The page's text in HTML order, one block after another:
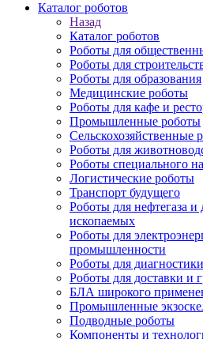
Каталог роботов
Назад
Каталог роботов
Роботы для
Роботы для
Роботы для образования
Медицинские роботы
Роботы для кафе и
Промышленные роботы
Сельскохозяйственные
Роботы для
Роботы специального
Логистические роботы
Транспорт будущего
Роботы для нефтегаза
ископаемых
Роботы для
промышленности
Роботы для
Роботы для доставки и
БЛА широкого
Промышленные
Подводные роботы
Компоненты и